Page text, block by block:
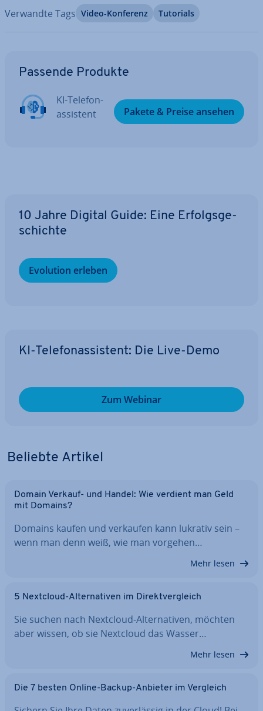
Verwandte Tags Video-Konferenz Tutorials
Passende Produkte
KI-Te­le­fon­
as­sis­tent
Pakete & Preise ansehen
10 Jahre Digital Guide: Eine Er­folgs­ge­
schich­te
Evolution erleben
KI-Te­le­fon­as­sis­tent: Die Live-Demo
Zum Webinar
Beliebte Artikel
Domain Verkauf- und Handel: Wie verdient man Geld
mit Domains?
Domains kaufen und verkaufen kann lukrativ sein –
wenn man denn weiß, wie man vorgehen…
Mehr lesen
5 Nextcloud-Al­ter­na­ti­ven im Di­rekt­ver­gleich
Sie suchen nach Nextcloud-Al­ter­na­ti­ven, möchten
aber wissen, ob sie Nextcloud das Wasser…
Mehr lesen
Die 7 besten Online-Backup-Anbieter im Vergleich